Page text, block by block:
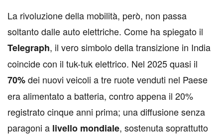
La rivoluzione della mobilità, però, non passa
soltanto dalle auto elettriche. Come ha spiegato il
Telegraph, il vero simbolo della transizione in India
coincide con il tuk-tuk elettrico. Nel 2025 quasi il
70%dei nuovi veicoli a tre ruote venduti nel Paese
era alimentato a batteria, contro appena il 20%
registrato cinque anni prima; una diffusione senza
paragoni a livello mondiale, sostenuta soprattutto